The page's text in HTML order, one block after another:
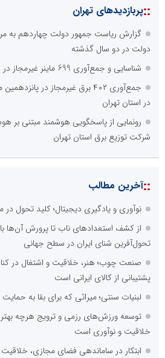
::پربازدیدهای تهران
گزارش ریاست جمهور دولت چهاردهم به
دولت در دو سال گذشته
شناسایی و جمع‌آوری 699 ماینر غیرمجاز در استان تهران
جمع‌آوری ۴۰۲ برق غیرمجاز در
در استان تهران
شرکت توزیع برق استان تهران
::آخرین مطالب
نوآوری و یادگیری دیجیتال؛ کلید تحول
از کشف استعدادهای ناب تا پرورش آن‌ها با
تحول‌آفرین شنای ایران در سطح جهانی
صنعت چوب؛ هنر، خلاقیت و اشتغال در کنار
پشتیبانی از کالای ایرانی است
لبنیات سنتی؛ میراثی که برای بقا به حمایت
توسعه ورزش‌های رزمی و ترویج هرچه
خلاقیت و نوآوری است
ابتکار در ساماندهی فضای مجازی،